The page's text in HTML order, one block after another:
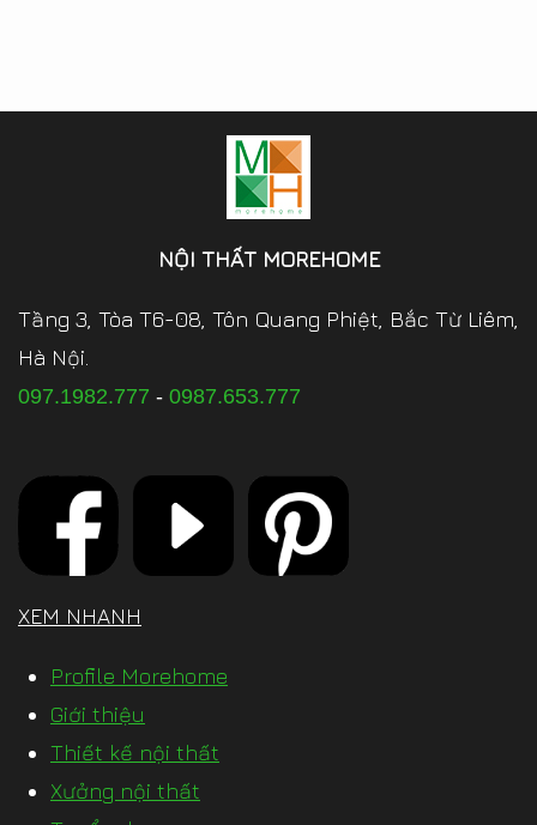
NỘI THẤT MOREHOME
Tầng 3, Tòa T6-08, Tôn Quang Phiệt, Bắc Từ Liêm,
Hà Nội.
097.1982.777 - 0987.653.777
XEM NHANH
Profile Morehome
Giới thiệu
Thiết kế nội thất
Xưởng nội thất